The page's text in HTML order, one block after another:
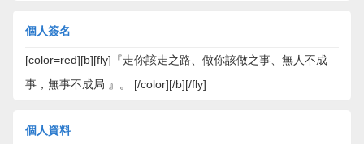
個人簽名
[color=red][b][fly]『走你該走之路、做你該做之事、無人不成
事，無事不成局 』。 [/color][/b][/fly]
個人資料